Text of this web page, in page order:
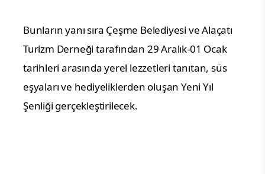
Bunların yanı sıra Çeşme Belediyesi ve Alaçatı
Turizm Derneği tarafından 29 Aralık-01 Ocak
tarihleri arasında yerel lezzetleri tanıtan, süs
eşyaları ve hediyeliklerden oluşan Yeni Yıl
Şenliği gerçekleştirilecek.